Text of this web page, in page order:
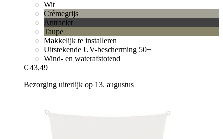
Wit
Crèmegrijs
Antraciet
Taupe
Makkelijk te installeren
Uitstekende UV-bescherming 50+
Wind- en waterafstotend
€ 43,49
Bezorging uiterlijk op 13. augustus